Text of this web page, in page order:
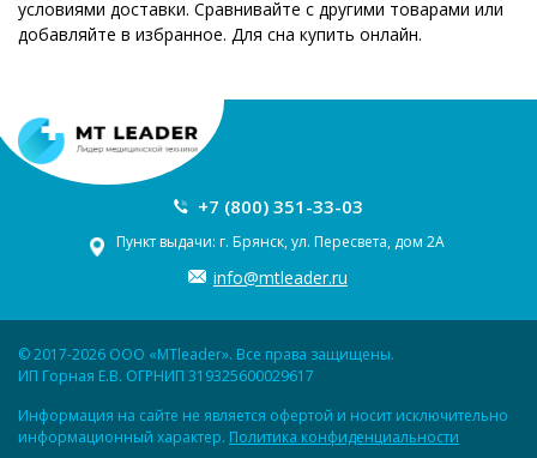
условиями доставки. Сравнивайте с другими товарами или
добавляйте в избранное. Для сна купить онлайн.
+7 (800) 351-33-03
Пункт выдачи: г. Брянск, ул. Пересвета, дом 2А
info@mtleader.ru
© 2017-2026 ООО «MTleader». Все права защищены.
ИП Горная Е.В. ОГРНИП 319325600029617
Информация на сайте не является офертой и носит исключительно
информационный характер. Политика конфиденциальности